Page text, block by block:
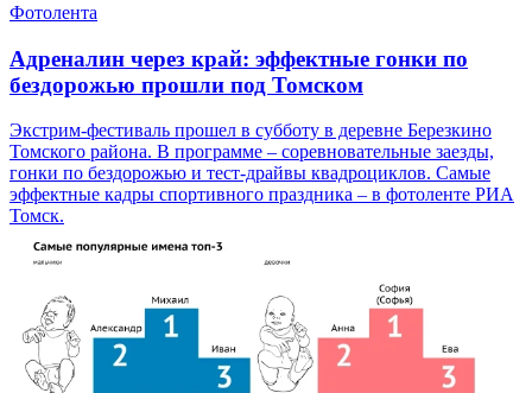
Фотолента
Адреналин через край: эффектные гонки по
бездорожью прошли под Томском
Экстрим-фестиваль прошел в субботу в деревне Березкино
Томского района. В программе – соревновательные заезды,
гонки по бездорожью и тест-драйвы квадроциклов. Самые
эффектные кадры спортивного праздника – в фотоленте РИА
Томск.